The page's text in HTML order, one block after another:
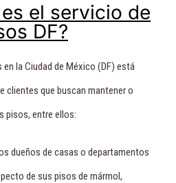
el servicio de
DF?
la Ciudad de México (DF) está
clientes que buscan mantener o
pisos, entre ellos:
dueños de casas o departamentos
de sus pisos de mármol,